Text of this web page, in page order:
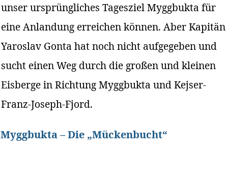
unser ursprüngliches Tagesziel Myggbukta für
eine Anlandung erreichen können. Aber Kapitän
Yaroslav Gonta hat noch nicht aufgegeben und
sucht einen Weg durch die großen und kleinen
Eisberge in Richtung Myggbukta und Kejser-
Franz-Joseph-Fjord.
Myggbukta – Die „Mückenbucht“